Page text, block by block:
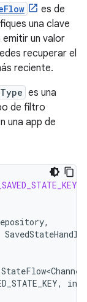
es de
una clave
emitir un valor
recuperar el
reciente.
es una
de filtro
una app de
,
SavedStateHandle
,